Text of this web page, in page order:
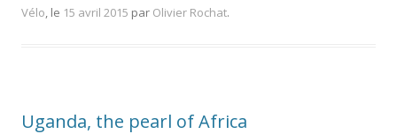
Vélo, le 15 avril 2015 par Olivier Rochat.
Uganda, the pearl of Africa